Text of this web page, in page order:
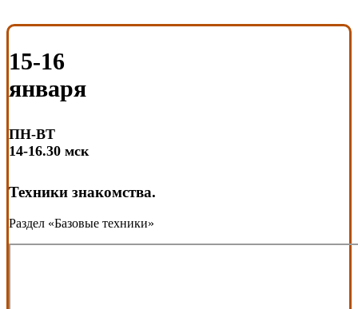
15-16
января
ПН-ВТ
14-16.30 мск
Техники знакомства.
Раздел «Базовые техники»